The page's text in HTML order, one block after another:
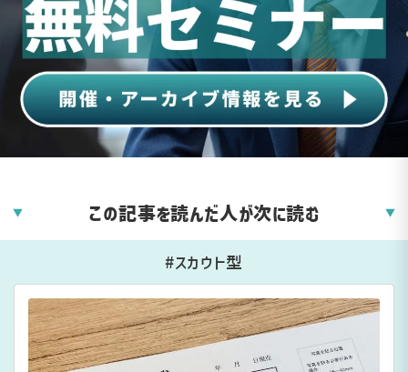
▼ この記事を読んだ人が次に読む ▼
#スカウト型